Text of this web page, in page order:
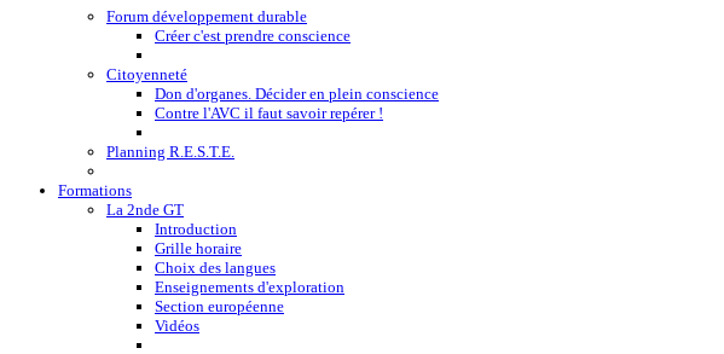
Forum développement durable
Créer c'est prendre conscience
Citoyenneté
Don d'organes. Décider en plein conscience
Contre l'AVC il faut savoir repérer !
Planning R.E.S.T.E.
Formations
La 2nde GT
Introduction
Grille horaire
Choix des langues
Enseignements d'exploration
Section européenne
Vidéos